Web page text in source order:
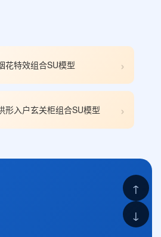
花特效组合SU模型 ›
形入户玄关柜组合SU模型 ›
↑
↓